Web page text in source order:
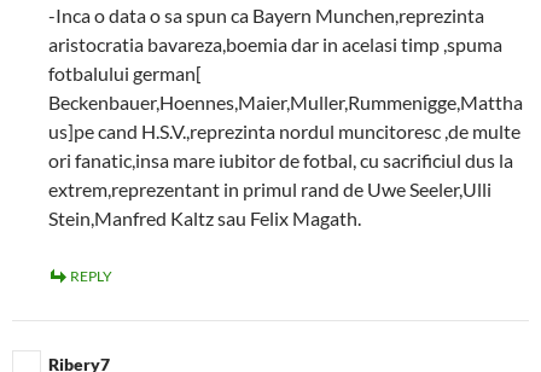
-Inca o data o sa spun ca Bayern Munchen,reprezinta
aristocratia bavareza,boemia dar in acelasi timp ,spuma
fotbalului german[
Beckenbauer,Hoennes,Maier,Muller,Rummenigge,Mattha
us]pe cand H.S.V.,reprezinta nordul muncitoresc ,de multe
ori fanatic,insa mare iubitor de fotbal, cu sacrificiul dus la
extrem,reprezentant in primul rand de Uwe Seeler,Ulli
Stein,Manfred Kaltz sau Felix Magath.
REPLY
Ribery7